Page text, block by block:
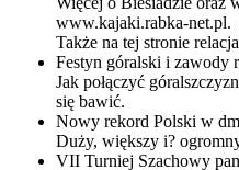
www.kajaki.rabka-net.pl.
Także na tej stronie
Festyn góralski i zawody
Jak połączyć
się bawić.
Nowy rekord Polski w
Duży, większy i?
VII Turniej Szachowy